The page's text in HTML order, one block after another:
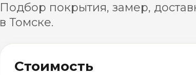
Подбор покрытия, замер,
в Томске.
Стоимость